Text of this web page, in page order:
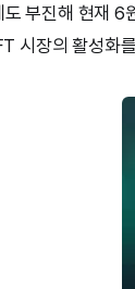
도 부진해 현재 6
시장의 활성화